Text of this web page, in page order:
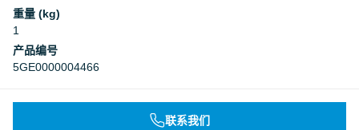
重量 (kg)
1
产品编号
5GE0000004466
联系我们